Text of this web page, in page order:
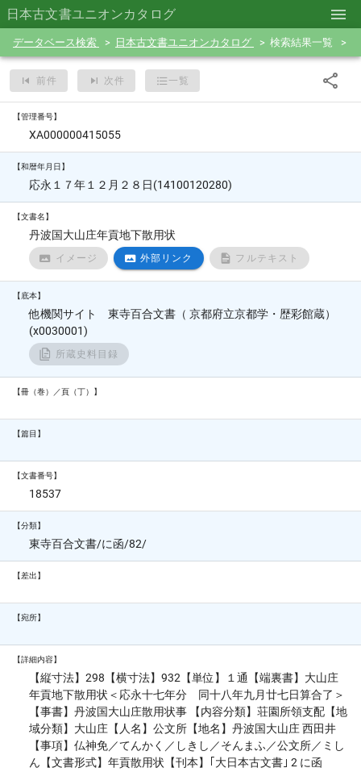
日本古文書ユニオンカタログ
データベース検索 日本古文書ユニオンカタログ 検索結果一覧
前件 次件 一覧
【管理番号】
XA000000415055
【和暦年月日】
応永１７年１２月２８日(14100120280)
【文書名】
丹波国大山庄年貢地下散用状
イメージ 外部リンク フルテキスト
【底本】
他機関サイト 東寺百合文書（ 京都府立京都学・歴彩館蔵）
(x0030001)
所蔵史料目録
【冊（巻）／頁（丁）】
【篇目】
【文書番号】
18537
【分類】
東寺百合文書/に函/82/
【差出】
【宛所】
【詳細内容】
【縦寸法】298【横寸法】932【単位】１通【端裏書】大山庄
年貢地下散用状＜応永十七年分 同十八年九月廿七日算合了＞
【事書】丹波国大山庄散用状事 【内容分類】荘園所領支配【地
域分類】大山庄【人名】公文所【地名】丹波国大山庄 西田井
【事項】仏神免／てんかく／しきし／そんまふ／公文所／ミし
ん【文書形式】年貢散用状【刊本】｢大日本古文書｣ 2 に函